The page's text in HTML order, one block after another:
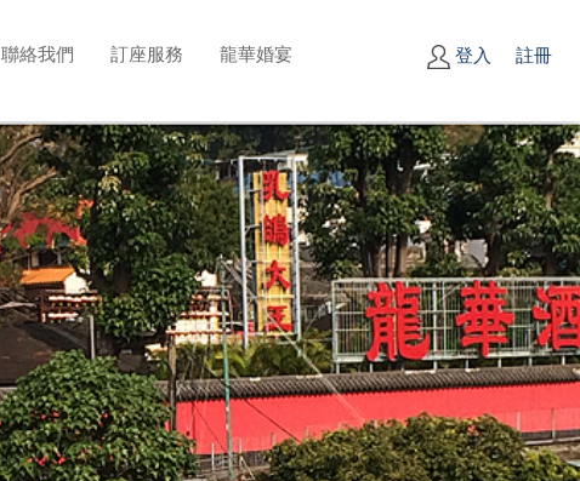
聯絡我們 訂座服務 龍華婚宴 登入 註冊